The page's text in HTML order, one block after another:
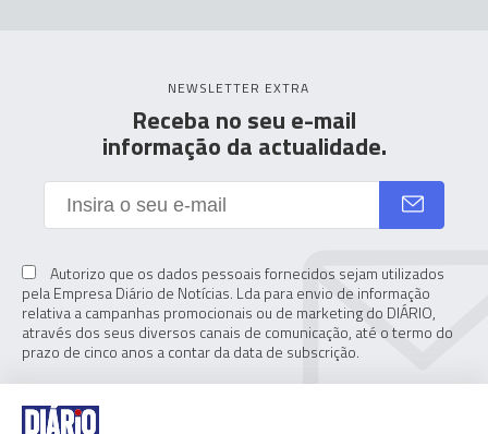
NEWSLETTER EXTRA
Receba no seu e-mail
informação da actualidade.
Autorizo que os dados pessoais fornecidos sejam utilizados
pela Empresa Diário de Notícias. Lda para envio de informação
relativa a campanhas promocionais ou de marketing do DIÁRIO,
através dos seus diversos canais de comunicação, até o termo do
prazo de cinco anos a contar da data de subscrição.